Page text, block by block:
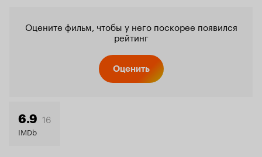
Оцените фильм, чтобы у него поскорее появился
рейтинг
Оценить
6.9 16
IMDb